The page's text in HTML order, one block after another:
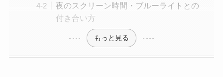
夜のスクリーン時間・ブルーライトとの
付き合い方
もっと見る